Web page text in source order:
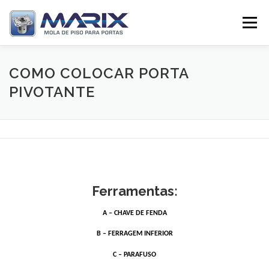
para
Menu
SOBRE PRODUTOS TV MARIX
COMO COLOCAR PORTA
PIVOTANTE
Ferramentas:
A – CHAVE DE FENDA
B – FERRAGEM INFERIOR
C – PARAFUSO